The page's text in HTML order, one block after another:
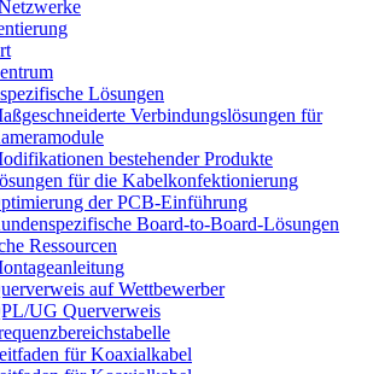
Lösungen
Verbindungslösungen für
bestehender Produkte
für die Kabelkonfektionierung
der PCB-Einführung
Board-to-Board-Lösungen
Ressourcen
auf Wettbewerber
UG Querverweis
für Koaxialkabel